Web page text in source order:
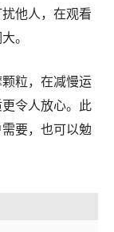
他人，在观看
。
粒，在减慢运
令人放心。此
要，也可以勉